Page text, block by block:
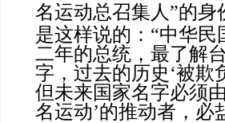
名运动总召集人”的身
是这样说的：“中华
二年的总统，最了解
字，过去的历史‘被欺
但未来国家名字必须
名运动’的推动者，必